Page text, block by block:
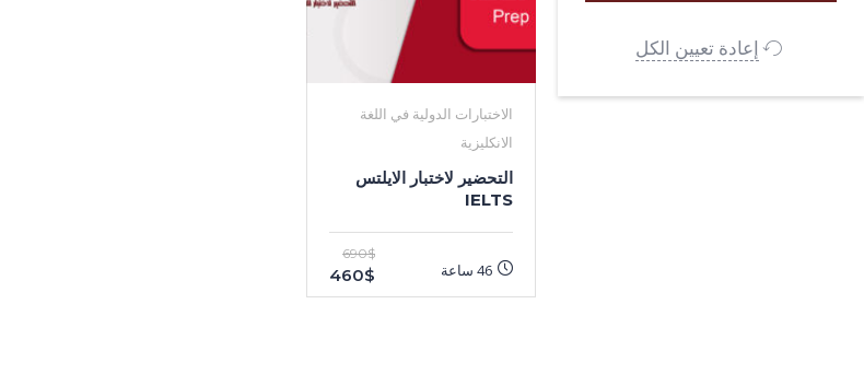
إعادة تعيين الكل
الاختبارات الدولية في اللغة
الانكليزية
التحضير لاختبار الايلتس
IELTS
46 ساعة
690$
460$